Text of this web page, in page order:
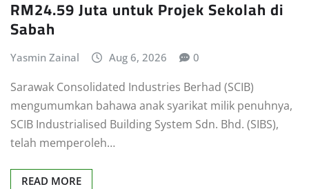
RM24.59 Juta untuk Projek Sekolah di
Sabah
Yasmin Zainal Aug 6, 2026 0
Sarawak Consolidated Industries Berhad (SCIB)
mengumumkan bahawa anak syarikat milik penuhnya,
SCIB Industrialised Building System Sdn. Bhd. (SIBS),
telah memperoleh…
READ MORE